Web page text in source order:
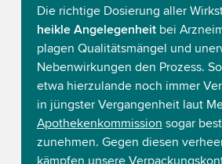
Die richtige Dosierung aller
heikle Angelegenheitbei
plagen Qualitätsmängel und
Nebenwirkungen den Prozess.
etwa hierzulande noch immer
in jüngster Vergangenheit laut
Apothekenkommission sogar
zunehmen. Gegen diesen